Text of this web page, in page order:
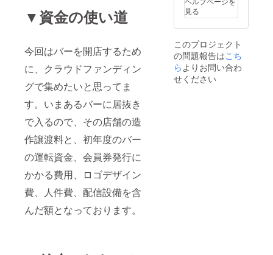
▼資金の使い道
今回はバーを開店するため
に、クラウドファンディン
グで集めたいと思ってま
す。いまあるバーに居抜き
で入るので、その店舗の造
作譲渡料と、初年度のバー
の運転資金、会員券発行に
かかる費用、ロゴデザイン
費、人件費、配信設備を含
んだ額となっております。
見る
このプロジェクト
の問題報告はこち
らよりお問い合わ
せください